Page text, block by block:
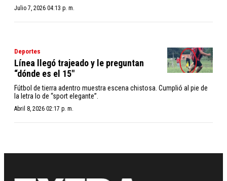
Julio 7, 2026 04:13 p. m.
Deportes
Línea llegó trajeado y le preguntan
“dónde es el 15"
Fútbol de tierra adentro muestra escena chistosa. Cumplió al pie de
la letra lo de “sport elegante”.
Abril 8, 2026 02:17 p. m.